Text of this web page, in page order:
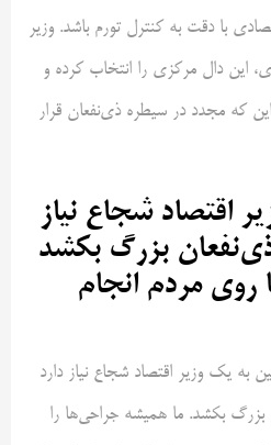
با دقت به کنترل تورم باشد. وزیر
این دال مرکزی را انتخاب کرده و
که مجدد در سیطره ذی‌نفعان قرار
اقتصاد شجاع نیاز
بزرگ بکشد
مردم انجام
به یک وزیر اقتصاد شجاع نیاز دارد
بکشد. ما همیشه جراحی‌ها را